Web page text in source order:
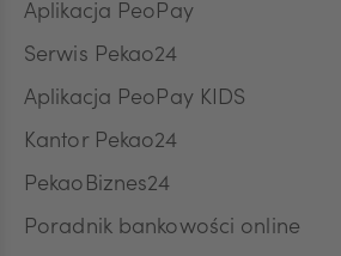
ZAR
Aplikacja PeoPay
Serwis Pekao24
Aplikacja PeoPay KIDS
Kantor Pekao24
PekaoBiznes24
Poradnik bankowości online